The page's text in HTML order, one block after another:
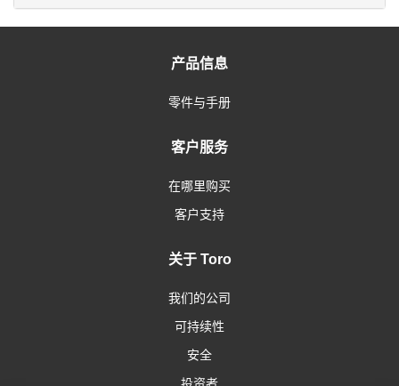
产品信息
零件与手册
客户服务
在哪里购买
客户支持
关于 Toro
我们的公司
可持续性
安全